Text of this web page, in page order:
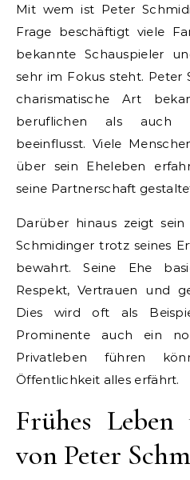
Mit wem ist Peter Schmidinger verheiratet? Diese
Frage beschäftigt viele
bekannte Schauspieler
sehr im Fokus steht. Peter
charismatische Art
beruflichen als auch
beeinflusst. Viele
über sein Eheleben
seine Partnerschaft
Darüber hinaus zeigt
Schmidinger trotz seines
bewahrt. Seine Ehe
Respekt, Vertrauen und
Dies wird oft als
Prominente auch ein
Privatleben führen
Öffentlichkeit alles erfährt.
Frühes
von Peter